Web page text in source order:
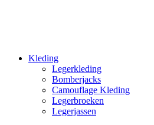
Kleding
Legerkleding
Bomberjacks
Camouflage Kleding
Legerbroeken
Legerjassen